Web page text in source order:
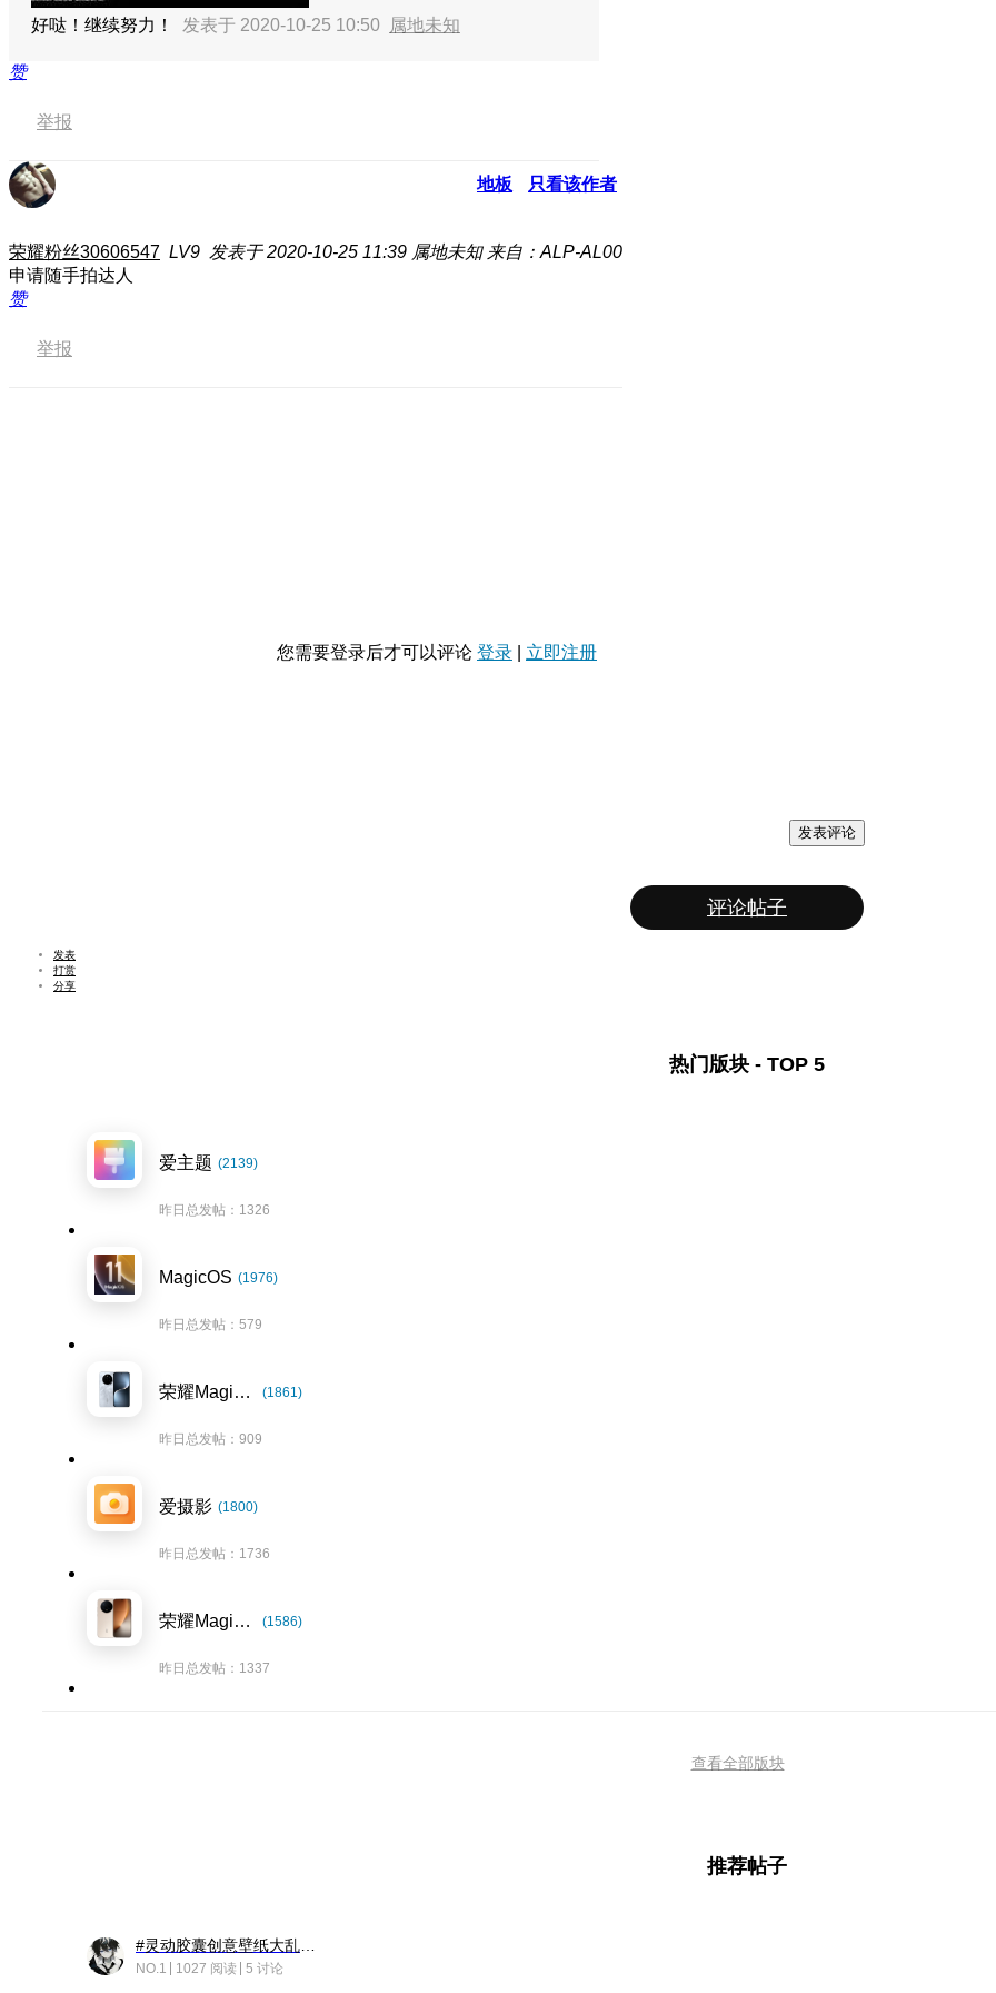
好哒！继续努力！ 发表于 2020-10-25 10:50 属地未知
赞
举报
地板 只看该作者
荣耀粉丝30606547 LV9 发表于 2020-10-25 11:39 属地未知 来自：ALP-AL00
申请随手拍达人
赞
举报
您需要登录后才可以评论 登录 立即注册
发表评论
评论帖子
发表
打赏
分享
热门版块 - TOP 5
爱主题 (2139)
昨日总发帖：1326
MagicOS (1976)
昨日总发帖：579
荣耀Magic7系列 (1861)
昨日总发帖：909
爱摄影 (1800)
昨日总发帖：1736
荣耀Magic8系列 (1586)
昨日总发帖：1337
查看全部版块
推荐帖子
NO.1 1027 阅读 5 讨论